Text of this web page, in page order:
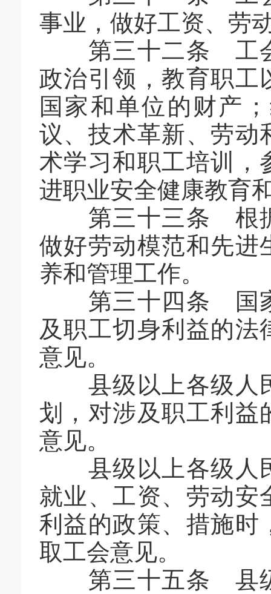
事业，做好工资、劳
第三十二条 工会
政治引领，教育职工
国家和单位的财产
议、技术革新、劳动
术学习和职工培训，
进职业安全健康教育
第三十三条 根据
做好劳动模范和先进
养和管理工作。
第三十四条 国家
及职工切身利益的法
意见。
县级以上各级人民
划，对涉及职工利益
意见。
县级以上各级人民
就业、工资、劳动安
利益的政策、措施时
取工会意见。
第三十五条 县级